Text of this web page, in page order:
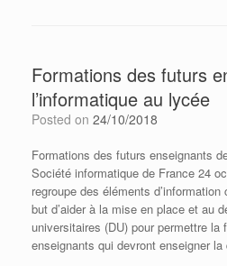
Formations des futurs
l’informatique au lycée
Posted on 24/10/2018
Formations des futurs enseignants
Société informatique de France 24
regroupe des éléments
but d’aider à la mise en place et au
universitaires (DU) pour permettre la
enseignants qui devront enseigner